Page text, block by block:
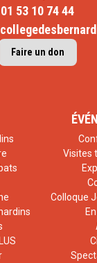
01 53 10 74 44
Faire un don
Visites
Colloque